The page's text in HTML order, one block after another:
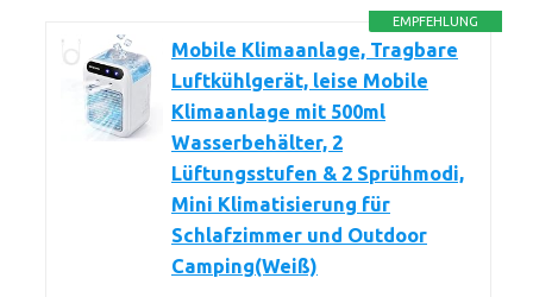
EMPFEHLUNG
Mobile Klimaanlage, Tragbare
Luftkühlgerät, leise Mobile
Klimaanlage mit 500ml
Wasserbehälter, 2
Lüftungsstufen & 2 Sprühmodi,
Mini Klimatisierung für
Schlafzimmer und Outdoor
Camping(Weiß)